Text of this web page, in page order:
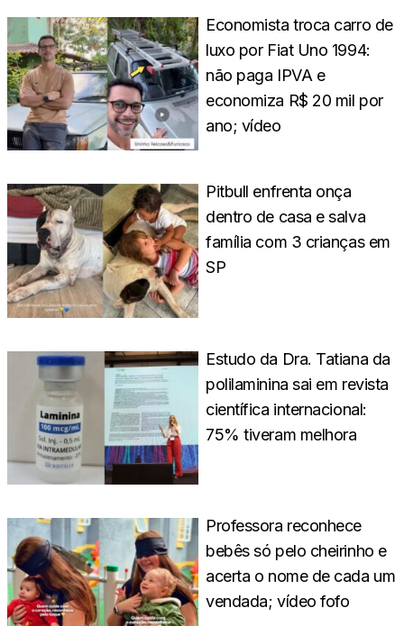
Economista troca carro de
luxo por Fiat Uno 1994:
não paga IPVA e
economiza R$ 20 mil por
ano; vídeo
Pitbull enfrenta onça
dentro de casa e salva
família com 3 crianças em
SP
Estudo da Dra. Tatiana da
polilaminina sai em revista
científica internacional:
75% tiveram melhora
Professora reconhece
bebês só pelo cheirinho e
acerta o nome de cada um
vendada; vídeo fofo